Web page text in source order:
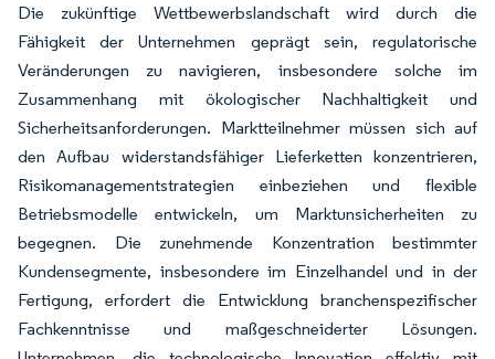
Die zukünftige Wettbewerbslandschaft wird durch die
Fähigkeit der Unternehmen geprägt sein, regulatorische
Veränderungen zu navigieren, insbesondere solche im
Zusammenhang mit ökologischer Nachhaltigkeit und
Sicherheitsanforderungen. Marktteilnehmer müssen sich auf
den Aufbau widerstandsfähiger Lieferketten konzentrieren,
Risikomanagementstrategien einbeziehen und flexible
Betriebsmodelle entwickeln, um Marktunsicherheiten zu
begegnen. Die zunehmende Konzentration bestimmter
Kundensegmente, insbesondere im Einzelhandel und in der
Fertigung, erfordert die Entwicklung branchenspezifischer
Fachkenntnisse und maßgeschneiderter Lösungen.